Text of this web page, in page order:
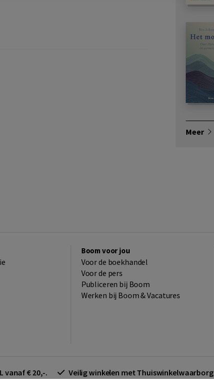
Meer
Boom voor jou
Voor de boekhandel
Voor de pers
Publiceren bij Boom
Werken bij Boom & Vacatures
vanaf € 20,-. Veilig winkelen met Thuiswinkelwaarborg